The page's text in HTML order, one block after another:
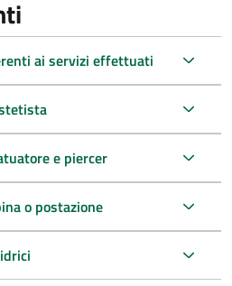
ai servizi effettuati
e piercer
o postazione